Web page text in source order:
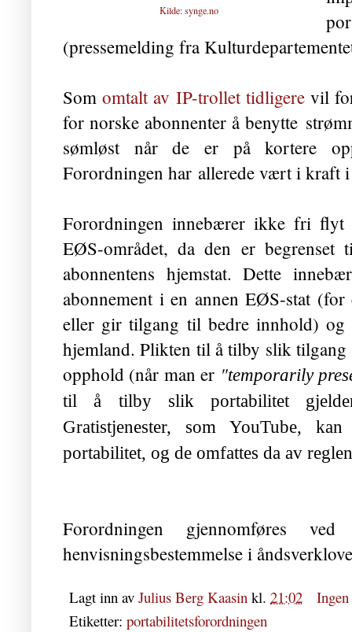
Kilde:synge.no
(pressemelding fra
Somomtalt av IP-trollet tidligerevil
for norske abonnenter å benytte
sømløst når de er på kortere
Forordningen har allerede vært i kraft
Forordningen innebærer ikke fri flyt
EØS-området, da den er begrenset
abonnentens hjemstat. Dette
abonnement i en annen EØS-stat
eller gir tilgang til bedre innhold)
hjemland. Plikten til å tilby slik tilgang
opphold (når man er "temporarily
til å tilby slik portabilitet gjelder
Gratistjenester, som YouTube,
portabilitet, og de omfattes da av
Forordningen gjennomføres
henvisningsbestemmelse i
Lagt inn av Julius Berg Kaasin kl. 21:02
Etiketter: portabilitetsforordningen